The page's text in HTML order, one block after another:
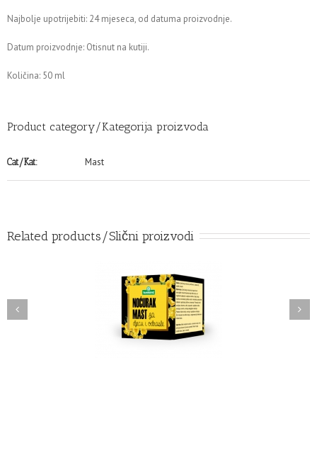
Najbolje upotrijebiti: 24 mjeseca, od datuma proizvodnje.
Datum proizvodnje: Otisnut na kutiji.
Količina: 50 ml
Product category/Kategorija proizvoda
Cat/Kat: Mast
Related products/Slični proizvodi
MAST za djecu I